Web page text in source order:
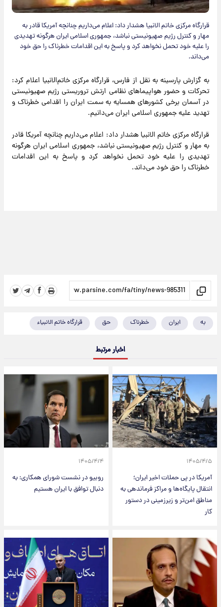
قرارگاه مرکزی خاتم الانبیا هشدار داد: اعلام می‌داریم چنانچه آمریکا قادر به
مهار و کنترل رژیم صهیونیستی نباشد، جمهوری اسلامی ایران هرگونه تهدیدی
را علیه خود تحمل نخواهد کرد و پاسخ به این اقدامات خطرناک را حق خود
می‌داند.
به گزارش پارسینه به نقل از فارس، قرارگاه مرکزی خاتم‌الانبیا اعلام کرد:
تحرکات و حضور هواپیماهای نظامی ارتش تروریستی رژیم صهیونیستی
در آسمان برخی کشورهای همسایه به سمت ایران را اقدامی خطرناک و
تهدید علیه جمهوری اسلامی ایران می‌دانیم.
قرارگاه مرکزی خاتم الانبیا هشدار داد: اعلام می‌داریم چنانچه آمریکا قادر
به مهار و کنترل رژیم صهیونیستی نباشد، جمهوری اسلامی ایران هرگونه
تهدیدی را علیه خود تحمل نخواهد کرد و پاسخ به این اقدامات
خطرناک را حق خود می‌داند.
به ایران خطرناک حق قرارگاه خاتم الانبیاء
اخبار مرتبط
۱۴۰۵/۴/۵
آمریکا در پی حملات اخیر ایران؛
انتقال پایگاه‌ها و مراکز فرماندهی به
مناطق امن‌تر و زیرزمینی در دستور
کار
۱۴۰۵/۴/۴
روبیو در نشست شورای همکاری: به
دنبال توافق با ایران هستیم